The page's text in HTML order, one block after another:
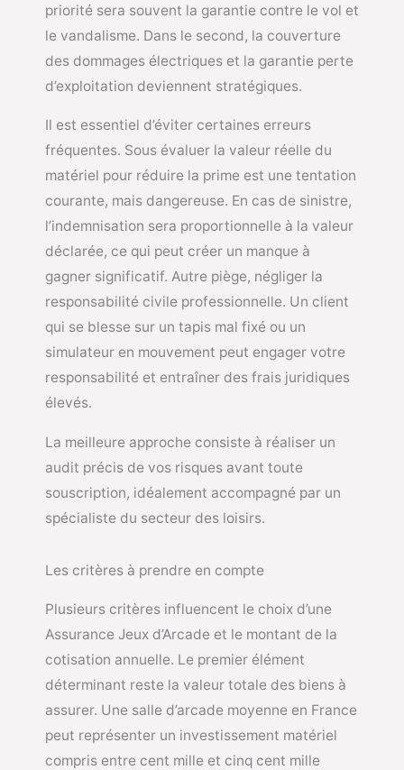
priorité sera souvent la garantie contre le vol et
le vandalisme. Dans le second, la couverture
des dommages électriques et la garantie perte
d’exploitation deviennent stratégiques.
Il est essentiel d’éviter certaines erreurs
fréquentes. Sous évaluer la valeur réelle du
matériel pour réduire la prime est une tentation
courante, mais dangereuse. En cas de sinistre,
l’indemnisation sera proportionnelle à la valeur
déclarée, ce qui peut créer un manque à
gagner significatif. Autre piège, négliger la
responsabilité civile professionnelle. Un client
qui se blesse sur un tapis mal fixé ou un
simulateur en mouvement peut engager votre
responsabilité et entraîner des frais juridiques
élevés.
La meilleure approche consiste à réaliser un
audit précis de vos risques avant toute
souscription, idéalement accompagné par un
spécialiste du secteur des loisirs.
Les critères à prendre en compte
Plusieurs critères influencent le choix d’une
Assurance Jeux d’Arcade et le montant de la
cotisation annuelle. Le premier élément
déterminant reste la valeur totale des biens à
assurer. Une salle d’arcade moyenne en France
peut représenter un investissement matériel
compris entre cent mille et cinq cent mille